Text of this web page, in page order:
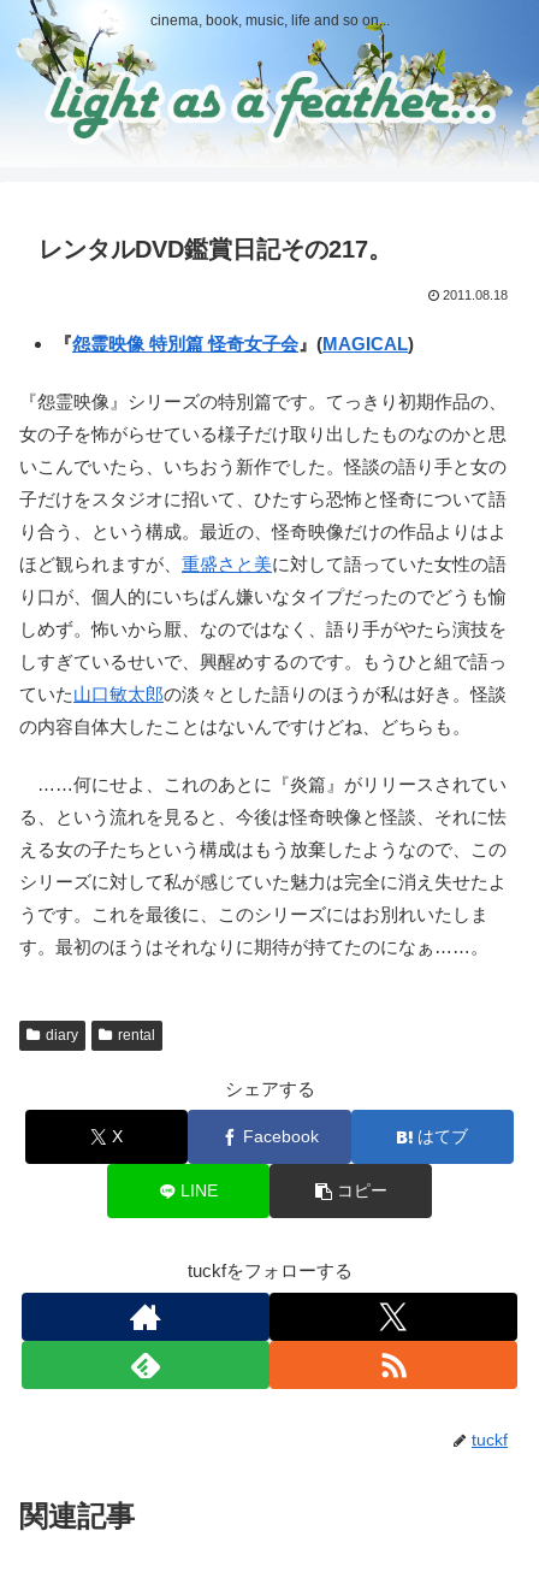
cinema, book, music, life and so on...
レンタルDVD鑑賞日記その217。
2011.08.18
『怨霊映像 特別篇 怪奇女子会 』(MAGICAL)
『怨霊映像』シリーズの特別篇です。てっきり初期作品の、
女の子を怖がらせている様子だけ取り出したものなのかと思
いこんでいたら、いちおう新作でした。怪談の語り手と女の
子だけをスタジオに招いて、ひたすら恐怖と怪奇について語
り合う、という構成。最近の、怪奇映像だけの作品よりはよ
ほど観られますが、 重盛さと美に対して語っていた女性の語
り口が、個人的にいちばん嫌いなタイプだったのでどうも愉
しめず。怖いから厭、なのではなく、語り手がやたら演技を
しすぎているせいで、興醒めするのです。もうひと組で語っ
ていた山口敏太郎の淡々とした語りのほうが私は好き。怪談
の内容自体大したことはないんですけどね、どちらも。
……何にせよ、これのあとに『炎篇』がリリースされてい
る、という流れを見ると、今後は怪奇映像と怪談、それに怯
える女の子たちという構成はもう放棄したようなので、この
シリーズに対して私が感じていた魅力は完全に消え失せたよ
うです。これを最後に、このシリーズにはお別れいたしま
す。最初のほうはそれなりに期待が持てたのになぁ……。
diary rental
シェアする
X Facebook はてブ
LINE コピー
tuckfをフォローする
tuckf
関連記事